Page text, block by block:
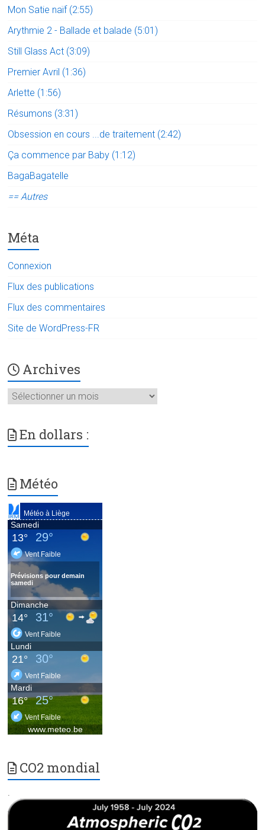
Mon Satie naïf (2:55)
Arythmie 2 - Ballade et balade (5:01)
Still Glass Act (3:09)
Premier Avril (1:36)
Arlette (1:56)
Résumons (3:31)
Obsession en cours ...de traitement (2:42)
Ça commence par Baby (1:12)
BagaBagatelle
== Autres
Méta
Connexion
Flux des publications
Flux des commentaires
Site de WordPress-FR
Archives
Archives
En dollars :
Météo
CO2 mondial
.